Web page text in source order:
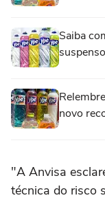
Saiba
novo
"A Anvisa
técnica do risco